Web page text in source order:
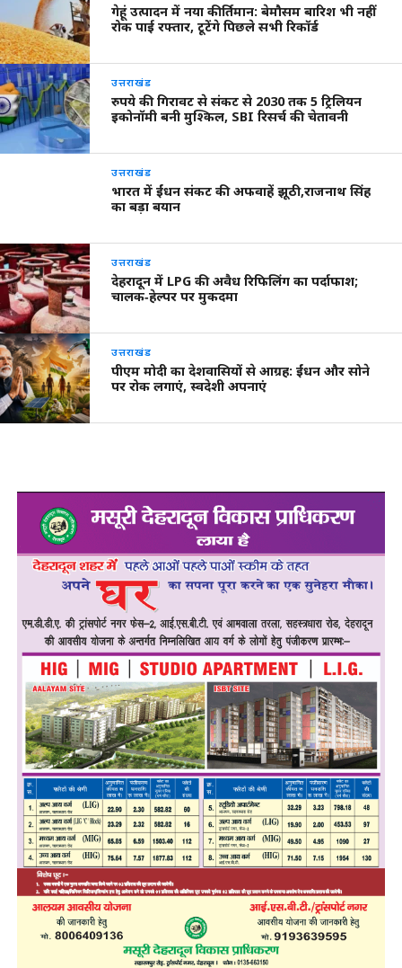
गेहूं उत्पादन में नया कीर्तिमान: बेमौसम बारिश भी नहीं
रोक पाई रफ्तार, टूटेंगे पिछले सभी रिकॉर्ड
उत्तराखंड
रुपये की गिरावट से संकट से 2030 तक 5 ट्रिलियन
इकोनॉमी बनी मुश्किल, SBI रिसर्च की चेतावनी
उत्तराखंड
भारत में ईंधन संकट की अफवाहें झूठी,राजनाथ सिंह
का बड़ा बयान
उत्तराखंड
देहरादून में LPG की अवैध रिफिलिंग का पर्दाफाश;
चालक‑हेल्पर पर मुकदमा
उत्तराखंड
पीएम मोदी का देशवासियों से आग्रह: ईंधन और सोने
पर रोक लगाएं, स्वदेशी अपनाएं